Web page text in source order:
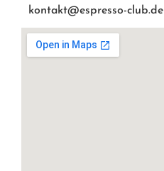
kontakt@espresso-club.de